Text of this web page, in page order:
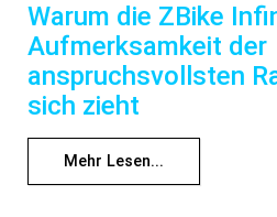
Warum die ZBike
Aufmerksamkeit der
anspruchsvollsten
sich zieht
Mehr Lesen...